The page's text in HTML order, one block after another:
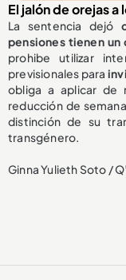
El jalón de orejas
La sentencia dejó
pensiones tienen
prohibe utilizar
previsionales para
obliga a aplicar de
reducción de
distinción de su
transgénero.
Ginna Yulieth Soto /